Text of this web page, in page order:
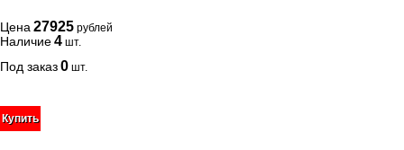
Цена 27925 рублей
Наличие4 шт.
Под заказ0 шт.
Купить